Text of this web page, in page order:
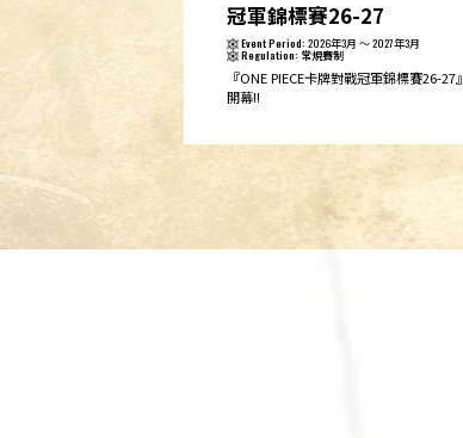
冠軍錦標賽26-27
Event Period: 2026年3月 ～ 2027年3月
Regulation: 常規賽制
『ONE PIECE卡牌對戰冠軍錦標賽26-27』
開幕‼